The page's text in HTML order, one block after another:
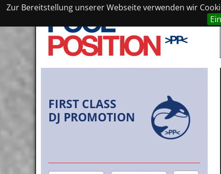
Zur Bereitstellung unserer Webseite verwenden wir
FIRST CLASS
DJ PROMOTION